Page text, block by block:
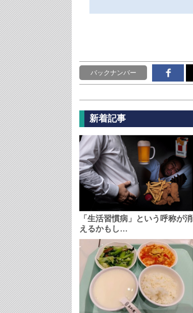
バックナンバー
新着記事
「生活習慣病」という呼称が消
えるかもし…